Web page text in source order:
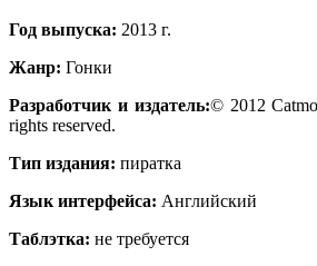
Год выпуска: 2013 г.
Жанр: Гонки
Разработчик и издатель:© 2012
rights reserved.
Тип издания: пиратка
Язык интерфейса: Английский
Таблэтка: не требуется